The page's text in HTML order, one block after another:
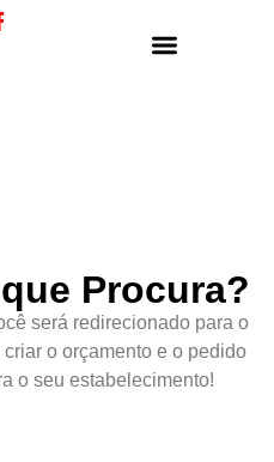
Procura?
será redirecionado para o
o orçamento e o pedido
o seu estabelecimento!